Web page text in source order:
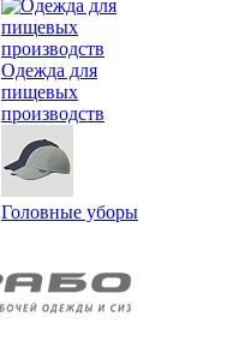
Одежда для
пищевых
производств
Головные уборы